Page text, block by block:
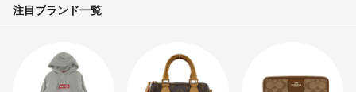
注目ブランド一覧